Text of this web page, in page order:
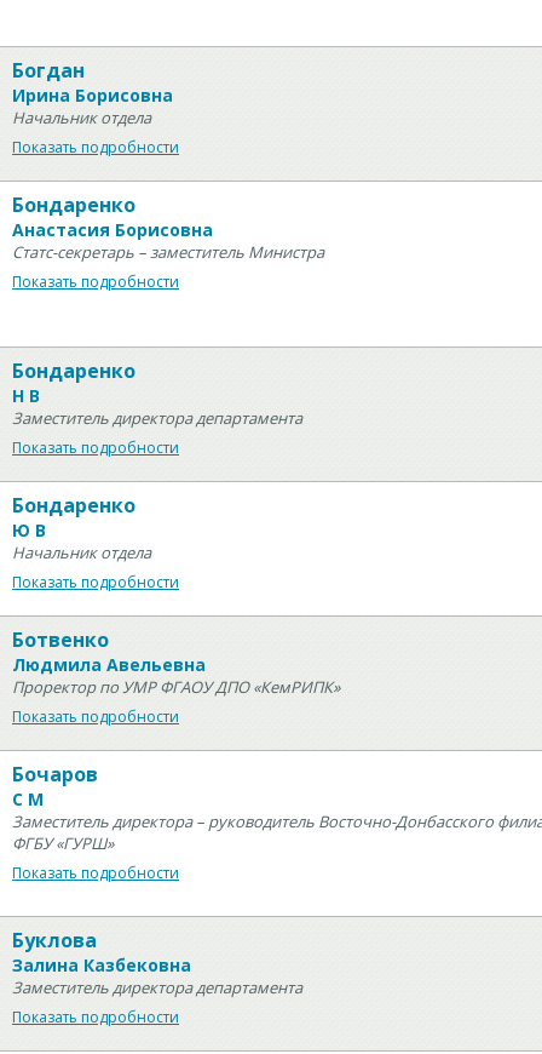
Богдан
Ирина Борисовна
Начальник отдела
Показать подробности
Бондаренко
Анастасия Борисовна
Статс-секретарь – заместитель Министра
Показать подробности
Бондаренко
Н В
Заместитель директора департамента
Показать подробности
Бондаренко
Ю В
Начальник отдела
Показать подробности
Ботвенко
Людмила Авельевна
Проректор по УМР ФГАОУ ДПО «КемРИПК»
Показать подробности
Бочаров
С М
Заместитель директора – руководитель Восточно-Донбасского
ФГБУ «ГУРШ»
Показать подробности
Буклова
Залина Казбековна
Заместитель директора департамента
Показать подробности